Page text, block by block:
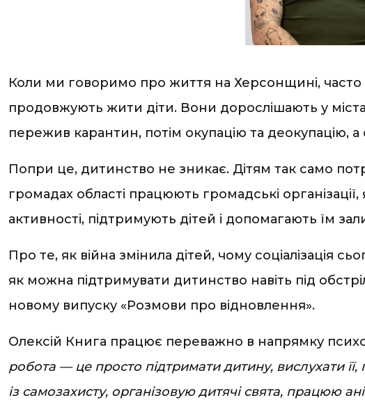
Коли ми говоримо про життя на Херсонщині, часто
продовжують жити діти. Вони дорослішають у
пережив карантин, потім окупацію та деокупацію,
Попри це, дитинство не зникає. Дітям так само
громадах області працюють громадські
активності, підтримують дітей і допомагають їм
Про те, як війна змінила дітей, чому соціалізація
як можна підтримувати дитинство навіть під
новому випуску «Розмови про відновлення».
Олексій Книга працює переважно в напрямку
робота — це просто підтримати дитину, вислухати
із самозахисту, організовую дитячі свята, працюю